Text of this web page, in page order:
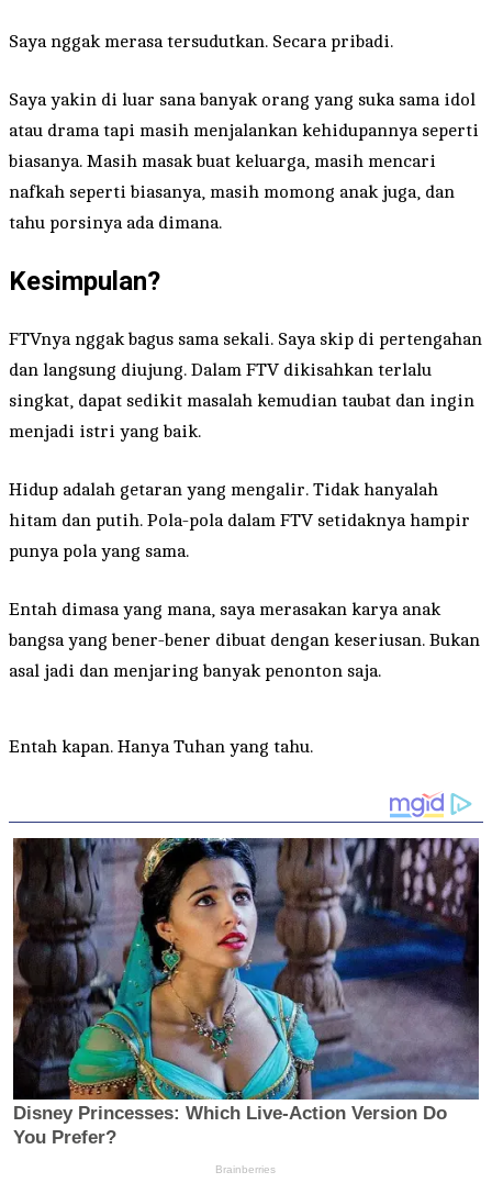
Saya nggak merasa tersudutkan. Secara pribadi.
Saya yakin di luar sana banyak orang yang suka sama idol
atau drama tapi masih menjalankan kehidupannya seperti
biasanya. Masih masak buat keluarga, masih mencari
nafkah seperti biasanya, masih momong anak juga, dan
tahu porsinya ada dimana.
Kesimpulan?
FTVnya nggak bagus sama sekali. Saya skip di pertengahan
dan langsung diujung. Dalam FTV dikisahkan terlalu
singkat, dapat sedikit masalah kemudian taubat dan ingin
menjadi istri yang baik.
Hidup adalah getaran yang mengalir. Tidak hanyalah
hitam dan putih. Pola-pola dalam FTV setidaknya hampir
punya pola yang sama.
Entah dimasa yang mana, saya merasakan karya anak
bangsa yang bener-bener dibuat dengan keseriusan. Bukan
asal jadi dan menjaring banyak penonton saja.
Entah kapan. Hanya Tuhan yang tahu.